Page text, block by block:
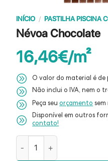
INÍCIO / PASTILHA PISCINA
Névoa Chocolate
16,46€
O valor do material é de
Não inclui o IVA, nem o
Peça seuorçamento sem
Disponível em outros
contato!